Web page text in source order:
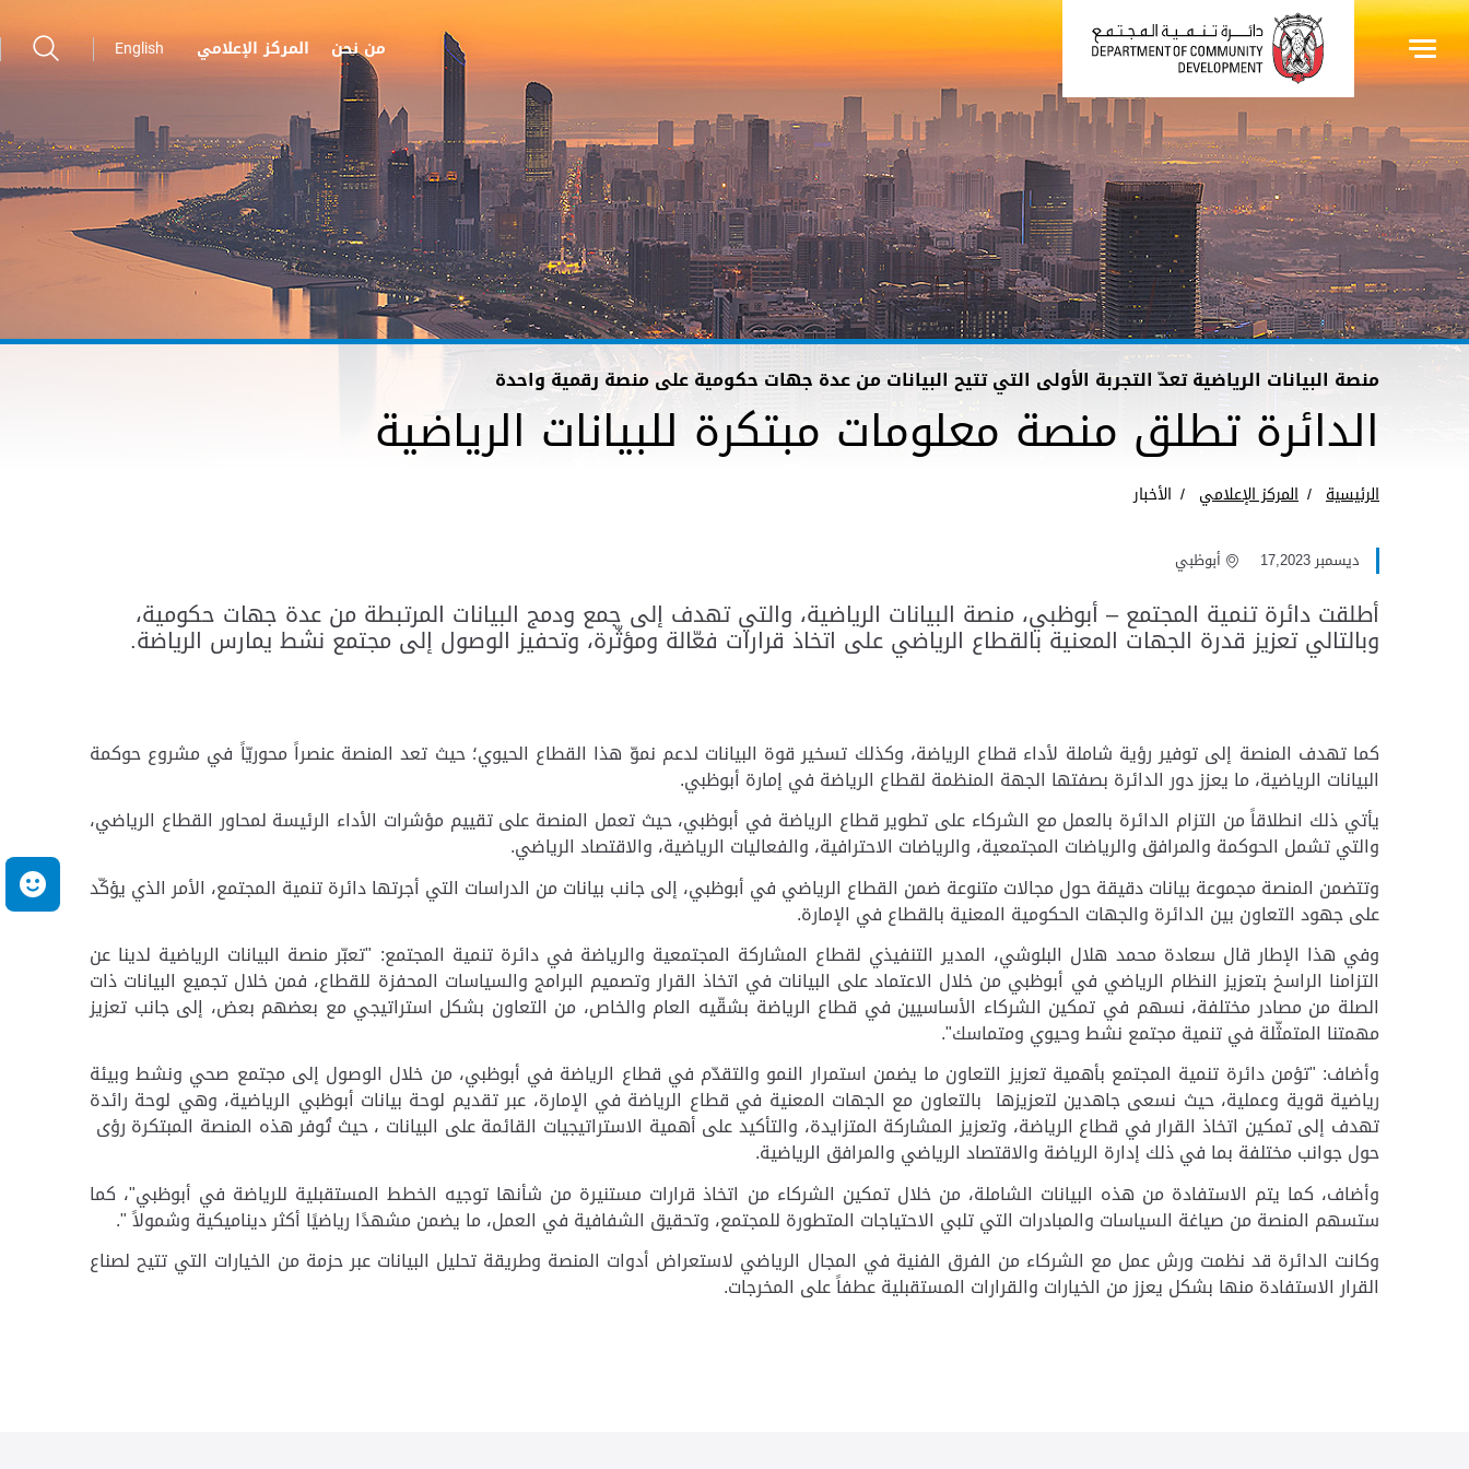
من نحن المركز الإعلامي English
منصة البيانات الرياضية تعدّ التجربة الأولى التي تتيح البيانات من عدة جهات حكومية على منصة رقمية واحدة
الدائرة تطلق منصة معلومات مبتكرة للبيانات الرياضية
الرئيسية المركز الإعلامي الأخبار
ديسمبر 17,2023 أبوظبي
أطلقت دائرة تنمية المجتمع – أبوظبي، منصة البيانات الرياضية، والتي تهدف إلى جمع ودمج البيانات المرتبطة من عدة جهات حكومية،
وبالتالي تعزيز قدرة الجهات المعنية بالقطاع الرياضي على اتخاذ قرارات فعّالة ومؤثّرة، وتحفيز الوصول إلى مجتمع نشط يمارس الرياضة.
كما تهدف المنصة إلى توفير رؤية شاملة لأداء قطاع الرياضة، وكذلك تسخير قوة البيانات لدعم نموّ هذا القطاع الحيوي؛ حيث تعد المنصة عنصراً محوريّاً في مشروع حوكمة
البيانات الرياضية، ما يعزز دور الدائرة بصفتها الجهة المنظمة لقطاع الرياضة في إمارة أبوظبي.
يأتي ذلك انطلاقاً من التزام الدائرة بالعمل مع الشركاء على تطوير قطاع الرياضة في أبوظبي، حيث تعمل المنصة على تقييم مؤشرات الأداء الرئيسة لمحاور القطاع الرياضي،
والتي تشمل الحوكمة والمرافق والرياضات المجتمعية، والرياضات الاحترافية، والفعاليات الرياضية، والاقتصاد الرياضي.
وتتضمن المنصة مجموعة بيانات دقيقة حول مجالات متنوعة ضمن القطاع الرياضي في أبوظبي، إلى جانب بيانات من الدراسات التي أجرتها دائرة تنمية المجتمع، الأمر الذي يؤكّد
على جهود التعاون بين الدائرة والجهات الحكومية المعنية بالقطاع في الإمارة.
وفي هذا الإطار قال سعادة محمد هلال البلوشي، المدير التنفيذي لقطاع المشاركة المجتمعية والرياضة في دائرة تنمية المجتمع: "تعبّر منصة البيانات الرياضية لدينا عن
التزامنا الراسخ بتعزيز النظام الرياضي في أبوظبي من خلال الاعتماد على البيانات في اتخاذ القرار وتصميم البرامج والسياسات المحفزة للقطاع، فمن خلال تجميع البيانات ذات
الصلة من مصادر مختلفة، نسهم في تمكين الشركاء الأساسيين في قطاع الرياضة بشقّيه العام والخاص، من التعاون بشكل استراتيجي مع بعضهم بعض، إلى جانب تعزيز
مهمتنا المتمثّلة في تنمية مجتمع نشط وحيوي ومتماسك".
وأضاف: "تؤمن دائرة تنمية المجتمع بأهمية تعزيز التعاون ما يضمن استمرار النمو والتقدّم في قطاع الرياضة في أبوظبي، من خلال الوصول إلى مجتمع صحي ونشط وبيئة
رياضية قوية وعملية، حيث نسعى جاهدين لتعزيزها بالتعاون مع الجهات المعنية في قطاع الرياضة في الإمارة، عبر تقديم لوحة بيانات أبوظبي الرياضية، وهي لوحة رائدة
تهدف إلى تمكين اتخاذ القرار في قطاع الرياضة، وتعزيز المشاركة المتزايدة، والتأكيد على أهمية الاستراتيجيات القائمة على البيانات ، حيث تُوفر هذه المنصة المبتكرة رؤى
حول جوانب مختلفة بما في ذلك إدارة الرياضة والاقتصاد الرياضي والمرافق الرياضية.
وأضاف، كما يتم الاستفادة من هذه البيانات الشاملة، من خلال تمكين الشركاء من اتخاذ قرارات مستنيرة من شأنها توجيه الخطط المستقبلية للرياضة في أبوظبي"، كما
ستسهم المنصة من صياغة السياسات والمبادرات التي تلبي الاحتياجات المتطورة للمجتمع، وتحقيق الشفافية في العمل، ما يضمن مشهدًا رياضيًا أكثر ديناميكية وشمولاً ".
وكانت الدائرة قد نظمت ورش عمل مع الشركاء من الفرق الفنية في المجال الرياضي لاستعراض أدوات المنصة وطريقة تحليل البيانات عبر حزمة من الخيارات التي تتيح لصناع
القرار الاستفادة منها بشكل يعزز من الخيارات والقرارات المستقبلية عطفاً على المخرجات.